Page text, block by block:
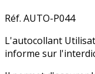
Réf. AUTO-P044
L'autocollant
informe sur l'